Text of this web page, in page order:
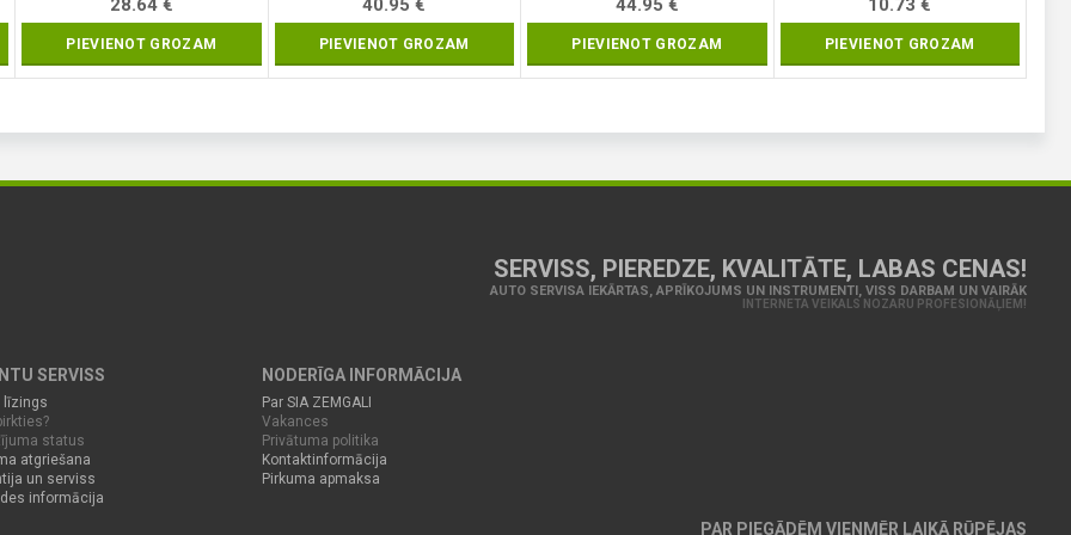
28.64 €
PIEVIENOT GROZAM
40.95€
PIEVIENOT GROZAM
44.95 €
PIEVIENOT GROZAM
10.73€
PIEVIENOT GROZAM
SERVISS, PIEREDZE, KVALITĀTE, LABAS CENAS!
AUTO SERVISA IEKĀRTAS, APRĪKOJUMS UN INSTRUMENTI, VISS DARBAM UN VAIRĀK
INTERNETA VEIKALS NOZARU PROFESIONĀĻIEM!
SERVISS
līzings
status
atgriešana
un serviss
informācija
NODERĪGA INFORMĀCIJA
Par SIA ZEMGALI
Vakances
Privātuma politika
Kontaktinformācija
Pirkuma apmaksa
PAR PIEGĀDĒM VIENMĒR LAIKĀ RŪPĒJAS